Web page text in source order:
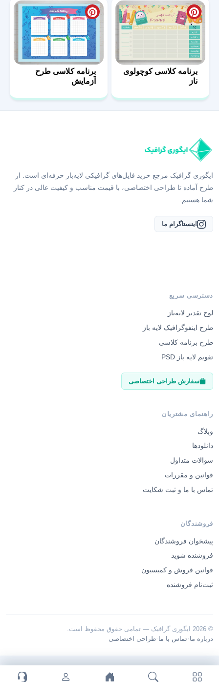
برنامه کلاسی کوچولوی
ناز
برنامه کلاسی طرح
آزمایش
ایگوری گرافیک مرجع خرید فایل‌های گرافیکی لایه‌باز حرفه‌ای است. از
طرح آماده تا طراحی اختصاصی، با قیمت مناسب و کیفیت عالی در کنار
شما هستیم.
اینستاگرام ما
دسترسی سریع
لوح تقدیر لایه‌باز
طرح اینفوگرافیک لایه باز
طرح برنامه کلاسی
تقویم لایه باز PSD
سفارش طراحی اختصاصی
راهنمای مشتریان
وبلاگ
دانلودها
سوالات متداول
قوانین و مقررات
تماس با ما و ثبت شکایت
فروشندگان
پیشخوان فروشندگان
فروشنده شوید
قوانین فروش و کمیسیون
ثبت‌نام فروشنده
© 2026 ایگوری گرافیک — تمامی حقوق محفوظ است.
درباره ما ·تماس با ما ·طراحی اختصاصی